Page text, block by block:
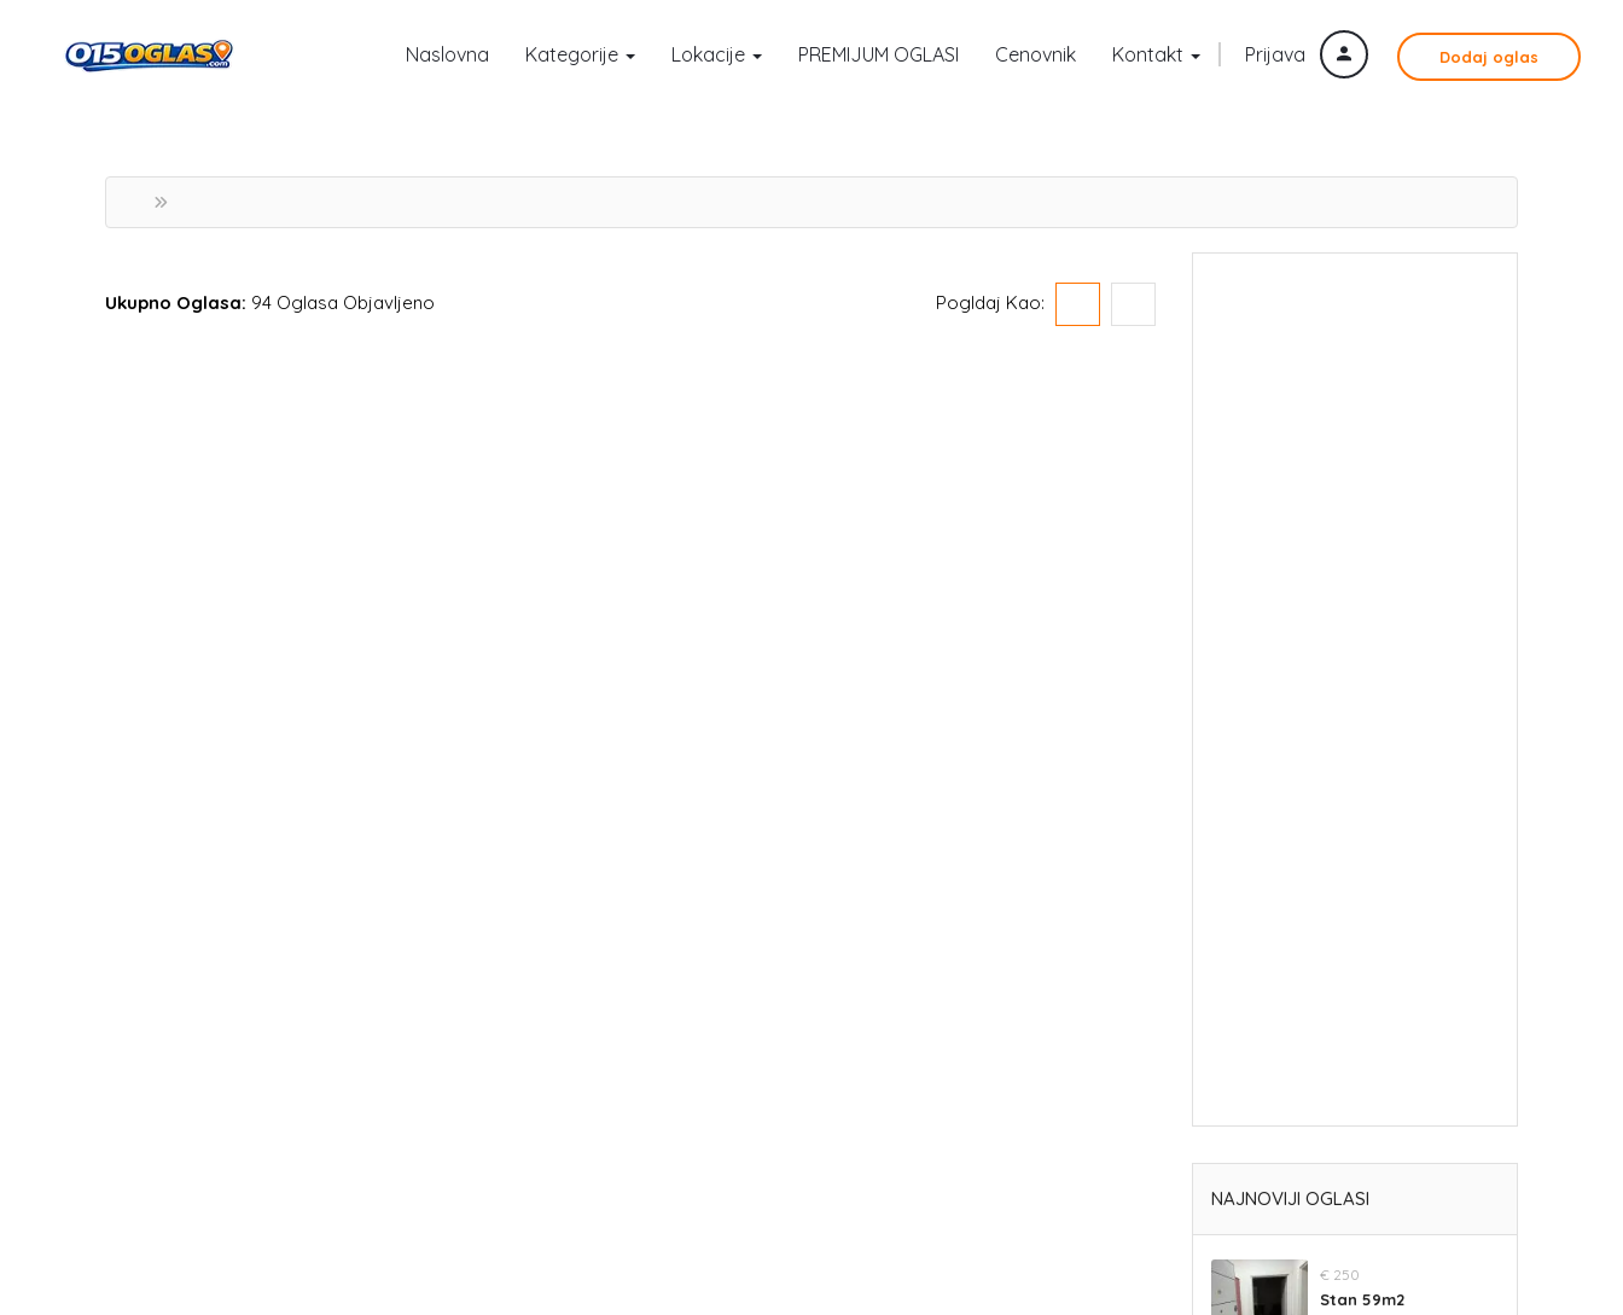
Prijava Dodaj oglas
Naslovna Kategorije Lokacije PREMIJUM OGLASI Cenovnik Kontakt
Ukupno Oglasa: 94 Oglasa Objavljeno Pogldaj Kao:
NAJNOVIJI OGLASI
€ 250
Stan 59m2